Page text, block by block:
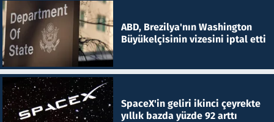
ABD, Brezilya'nın Washington
Büyükelçisinin vizesini iptal etti
SpaceX'in geliri ikinci çeyrekte
yıllık bazda yüzde 92 arttı